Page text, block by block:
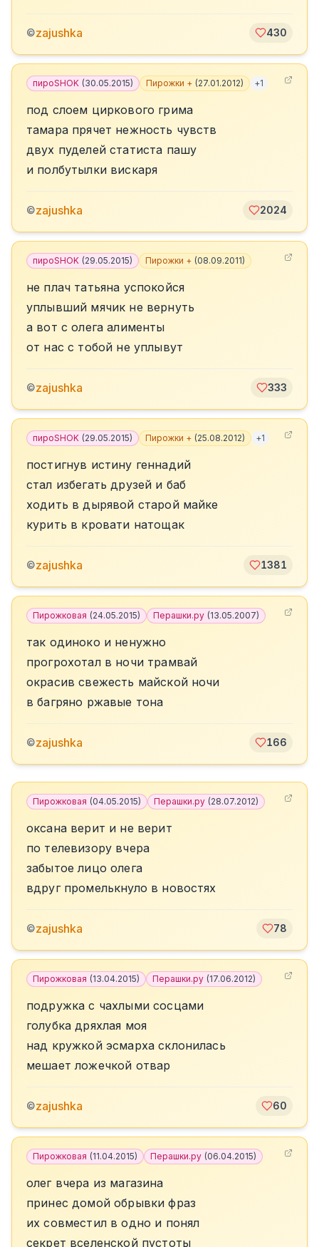
©zajushka 430
пироSHOK (30.05.2015) Пирожки + (27.01.2012) +1
под слоем циркового грима
тамара прячет нежность чувств
двух пуделей статиста пашу
и полбутылки вискаря
©zajushka 2024
пироSHOK (29.05.2015) Пирожки + (08.09.2011)
не плач татьяна успокойся
уплывший мячик не вернуть
а вот с олега алименты
от нас с тобой не уплывут
©zajushka 333
пироSHOK (29.05.2015) Пирожки + (25.08.2012) +1
постигнув истину геннадий
стал избегать друзей и баб
ходить в дырявой старой майке
курить в кровати натощак
©zajushka 1381
Пирожковая (24.05.2015) Перашки.ру (13.05.2007)
так одиноко и ненужно
прогрохотал в ночи трамвай
окрасив свежесть майской ночи
в багряно ржавые тона
©zajushka 166
Пирожковая (04.05.2015) Перашки.ру (28.07.2012)
оксана верит и не верит
по телевизору вчера
забытое лицо олега
вдруг промелькнуло в новостях
©zajushka 78
Пирожковая (13.04.2015) Перашки.ру (17.06.2012)
подружка с чахлыми сосцами
голубка дряхлая моя
над кружкой эсмарха склонилась
мешает ложечкой отвар
©zajushka 60
Пирожковая (11.04.2015) Перашки.ру (06.04.2015)
олег вчера из магазина
принес домой обрывки фраз
их совместил в одно и понял
секрет вселенской пустоты